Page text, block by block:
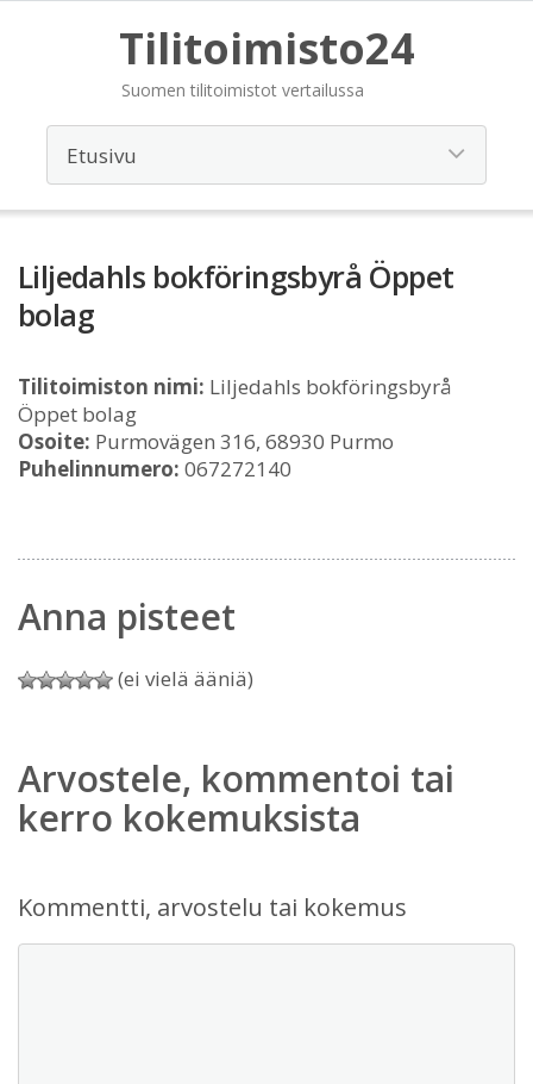
Tilitoimisto24
Suomen tilitoimistot vertailussa
Liljedahls bokföringsbyrå Öppet
bolag
Tilitoimiston nimi: Liljedahls bokföringsbyrå
Öppet bolag
Osoite: Purmovägen 316, 68930 Purmo
Puhelinnumero: 067272140
Anna pisteet
(ei vielä ääniä)
Arvostele, kommentoi tai
kerro kokemuksista
Kommentti, arvostelu tai kokemus